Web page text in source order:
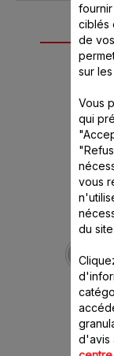
ciblés
de
sur
Vous
qui
vous
du
d'avis